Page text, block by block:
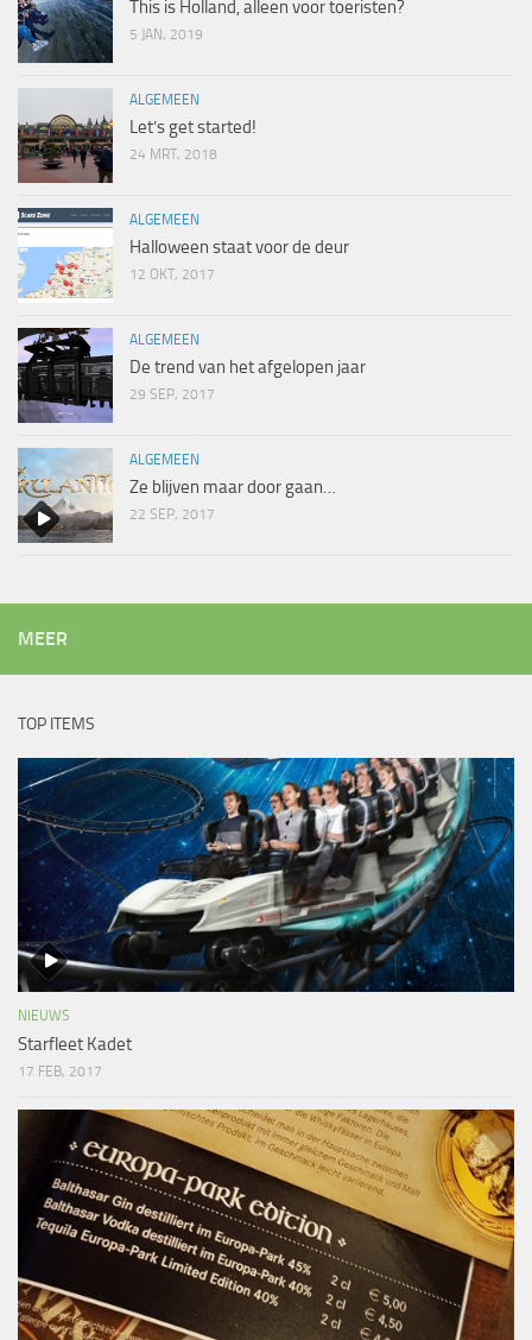
This is Holland, alleen voor toeristen?
5 JAN, 2019
ALGEMEEN
Let’s get started!
24 MRT, 2018
ALGEMEEN
Halloween staat voor de deur
12 OKT, 2017
ALGEMEEN
De trend van het afgelopen jaar
29 SEP, 2017
ALGEMEEN
Ze blijven maar door gaan…
22 SEP, 2017
MEER
TOP ITEMS
NIEUWS
Starfleet Kadet
17 FEB, 2017